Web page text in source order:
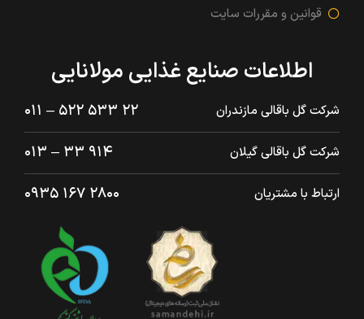
قوانین و مقررات سایت
اطلاعات صنایع غذایی مولانایی
شرکت گل باقالی مازندران ۲۲ ۵۳۳ ۵۲۲ – ۰۱۱
شرکت گل باقالی گیلان ۹۱۴ ۳۳ – ۰۱۳
ارتباط با مشتریان ۲۸۰۰ ۱۶۷ ۰۹۳۵